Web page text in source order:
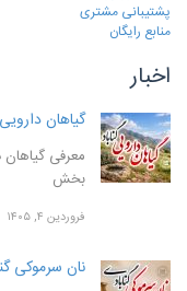
پشتیبانی مشتری
منابع رایگان
اخبار
گیاهان دارویی
معرفی گیاهان
بخش
فروردین ۴, ۱۴۰۵
نان سرموکی